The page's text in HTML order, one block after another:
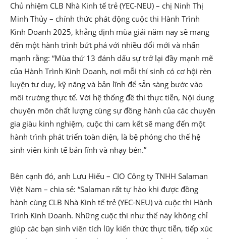
Chủ nhiệm CLB Nhà Kinh tế trẻ (YEC-NEU) – chị Ninh Thị
Minh Thủy – chính thức phát động cuộc thi Hành Trình
Kinh Doanh 2025, khẳng định mùa giải năm nay sẽ mang
đến một hành trình bứt phá với nhiều đổi mới và nhấn
mạnh rằng: “Mùa thứ 13 đánh dấu sự trở lại đầy mạnh mẽ
của Hành Trình Kinh Doanh, nơi mỗi thí sinh có cơ hội rèn
luyện tư duy, kỹ năng và bản lĩnh để sẵn sàng bước vào
môi trường thực tế. Với hệ thống đề thi thực tiễn, Nội dung
chuyên môn chất lượng cùng sự đồng hành của các chuyên
gia giàu kinh nghiệm, cuộc thi cam kết sẽ mang đến một
hành trình phát triển toàn diện, là bệ phóng cho thế hệ
sinh viên kinh tế bản lĩnh và nhạy bén.”
Bên cạnh đó, anh Lưu Hiếu – CIO Công ty TNHH Salaman
Việt Nam – chia sẻ: “Salaman rất tự hào khi được đồng
hành cùng CLB Nhà Kinh tế trẻ (YEC-NEU) và cuộc thi Hành
Trình Kinh Doanh. Những cuộc thi như thế này không chỉ
giúp các bạn sinh viên tích lũy kiến thức thực tiễn, tiếp xúc